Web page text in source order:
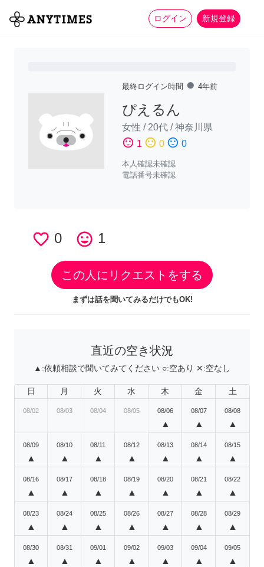
ログイン 新規登録
全て 家事 more_horiz
最終ログイン時間 fiber_manual_record 4年前
ぴえるん
女性 / 20代 /神奈川県
sentiment_satisfied 1 sentiment_neutral 0 sentiment_dissatisfied 0
本人確認未確認
電話番号未確認
favorite_border 0 tag_faces 1
この人にリクエストをする
まずは話を聞いてみるだけでもOK!
直近の空き状況
▲:依頼相談で聞いてみてください ○:空あり ✕:空なし
日 月 火 水 木 金 土
08/02 08/03 08/04 08/05 08/06
▲
08/07
▲
08/08
▲
08/09
▲
08/10
▲
08/11
▲
08/12
▲
08/13
▲
08/14
▲
08/15
▲
08/16
▲
08/17
▲
08/18
▲
08/19
▲
08/20
▲
08/21
▲
08/22
▲
08/23
▲
08/24
▲
08/25
▲
08/26
▲
08/27
▲
08/28
▲
08/29
▲
08/30
▲
08/31
▲
09/01
▲
09/02
▲
09/03
▲
09/04
▲
09/05
▲